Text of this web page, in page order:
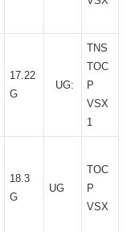
17.22
G
UG:
TNS
TOC
P
VSX
1
18.3
G
UG
TOC
P
VSX